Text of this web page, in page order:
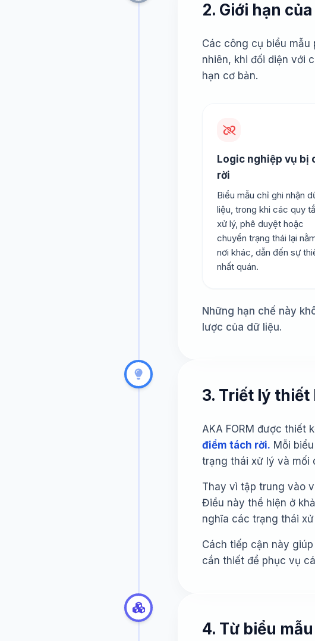
2. Giới hạn
Các công cụ biểu
nhiên, khi đối diện với
hạn cơ bản.
Logic nghiệp vụ bị
rời
Biểu mẫu chỉ ghi nhận
liệu, trong khi các quy
xử lý, phê duyệt hoặc
chuyển trạng thái lại
nơi khác, dẫn đến sự
nhất quán.
Những hạn chế này
lược của dữ liệu.
3. Triết lý thiết
AKA FORM được thiết
điểm tách rời. Mỗi
trạng thái xử lý và mối
Thay vì tập trung vào
Điều này thể hiện ở
nghĩa các trạng thái
Cách tiếp cận này
cần thiết để phục vụ
4. Từ biểu